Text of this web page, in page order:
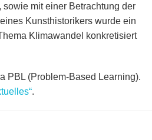
mit einer Betrachtung der
Kunsthistorikers wurde ein
Klimawandel konkretisiert
PBL (Problem-Based Learning).
.